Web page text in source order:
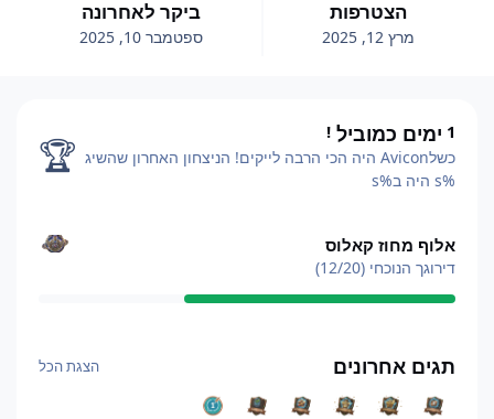
הצטרפות
מרץ 12, 2025
ביקר לאחרונה
ספטמבר 10, 2025
1 ימים כמוביל !
כשלAvicon היה הכי הרבה לייקים!
הניצחון האחרון שהשיג
%s היה ב%s
🏆
אלוף מחוז קאלוס
דירוגך הנוכחי (12/20)
תגים אחרונים הצגת הכל